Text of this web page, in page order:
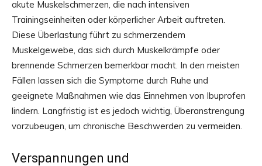
akute Muskelschmerzen, die nach intensiven
Trainingseinheiten oder körperlicher Arbeit auftreten.
Diese Überlastung führt zu schmerzendem
Muskelgewebe, das sich durch Muskelkrämpfe oder
brennende Schmerzen bemerkbar macht. In den meisten
Fällen lassen sich die Symptome durch Ruhe und
geeignete Maßnahmen wie das Einnehmen von Ibuprofen
lindern. Langfristig ist es jedoch wichtig, Überanstrengung
vorzubeugen, um chronische Beschwerden zu vermeiden.
Verspannungen und